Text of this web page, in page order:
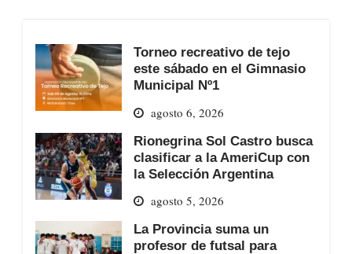
Torneo recreativo de tejo
este sábado en el Gimnasio
Municipal Nº1
agosto 6, 2026
Rionegrina Sol Castro busca
clasificar a la AmeriCup con
la Selección Argentina
agosto 5, 2026
La Provincia suma un
profesor de futsal para